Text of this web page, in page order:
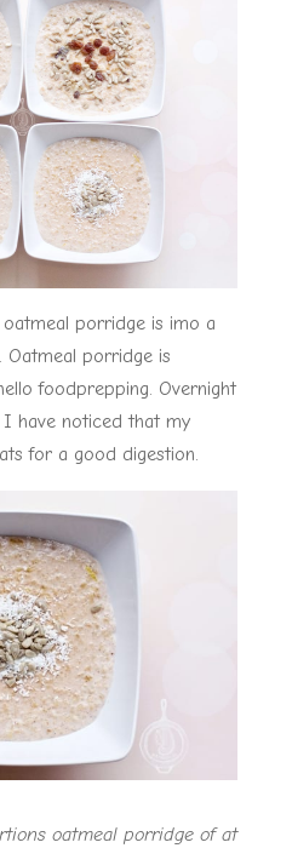
porridge is imo a
Oatmeal porridge is
foodprepping. Overnight
have noticed that my
for a good digestion.
oatmeal porridge of at